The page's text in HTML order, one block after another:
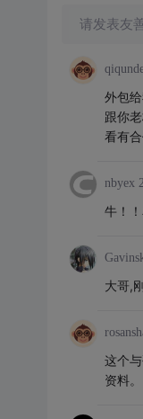
请发表友
外包给
跟你
看有
nbyex
牛！
大哥,
这个
资料。